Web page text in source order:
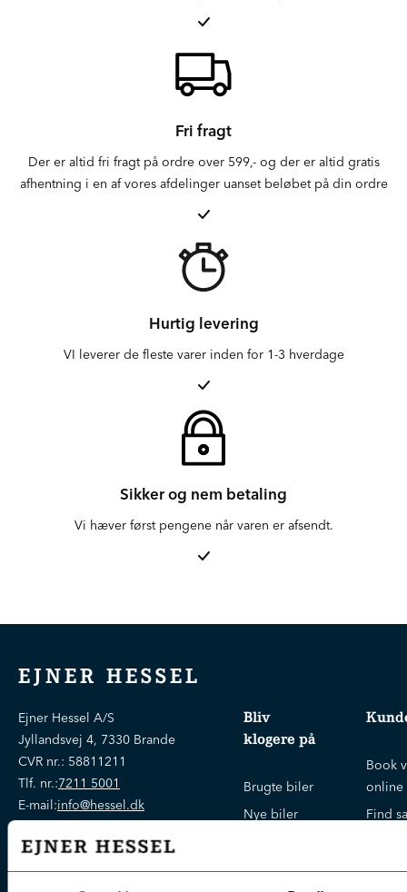
Fri fragt
Der er altid fri fragt på ordre over 599,- og der er altid gratis
afhentning i en af vores afdelinger uanset beløbet på din ordre
Hurtig levering
VI leverer de fleste varer inden for 1-3 hverdage
Sikker og nem betaling
Vi hæver først pengene når varen er afsendt.
EJNER HESSEL
Ejner Hessel A/S
Jyllandsvej 4, 7330 Brande
CVR nr.: 58811211
Tlf. nr.:7211 5001
E-mail:info@hessel.dk
Åbningstider
Man - Fre:
07.30 - 17.30
Bliv
klogere på
Brugte biler
Nye biler
Book
online
Find